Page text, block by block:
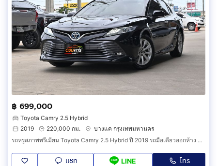
฿ 699,000
Toyota Camry 2.5 Hybrid
2019
220,000 กม.
บางแค กรุงเทพมหานคร
รถหรูสภาพพรีเมียม Toyota Camry 2.5 Hybrid ปี 2019 รถมือเดียวออกห้าง ประวัติศูนย์ไทยแท้และประกันแบตเตอรี่ 10 ปี (EGFG)
แชท LINE โทร